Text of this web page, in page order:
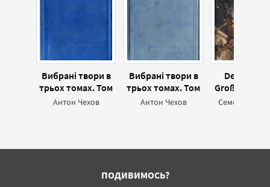
Вибрані твори в
трьох томах. Том
1 (вид. 1954)
Антон Чехов
Вибрані твори в
трьох томах. Том
3 (вид. 1954)
Антон Чехов
Der Sohn
Großfürstin
Семен
ПОДИВИМОСЬ?